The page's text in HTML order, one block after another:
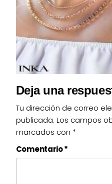
Deja una
Tu dirección de correo
publicada. Los campos
marcados con *
Comentario*